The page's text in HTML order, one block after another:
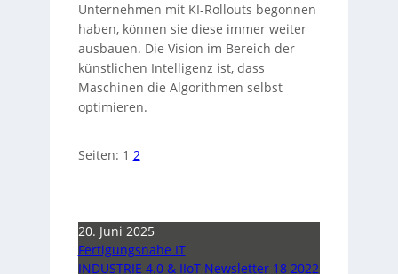
Unternehmen mit KI-Rollouts begonnen
haben, können sie diese immer weiter
ausbauen. Die Vision im Bereich der
künstlichen Intelligenz ist, dass
Maschinen die Algorithmen selbst
optimieren.
Seiten: 1 2
20. Juni 2025
Fertigungsnahe IT
INDUSTRIE 4.0 & IIoT Newsletter 18 2022